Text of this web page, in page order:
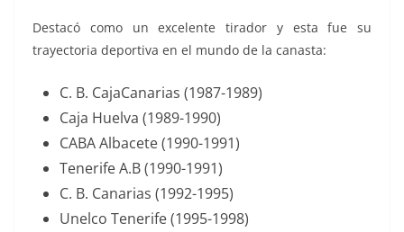
Destacó como un excelente tirador y esta fue su
trayectoria deportiva en el mundo de la canasta:
C. B. CajaCanarias (1987-1989)
Caja Huelva (1989-1990)
CABA Albacete (1990-1991)
Tenerife A.B (1990-1991)
C. B. Canarias (1992-1995)
Unelco Tenerife (1995-1998)